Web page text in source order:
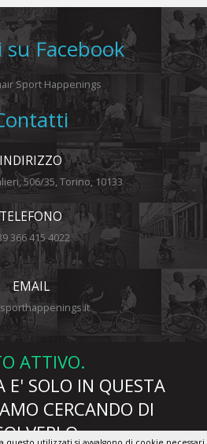
su Facebook
Sport Happenings
INDIRIZZO
506/35, Torino, 10133
TELEFONO
366 415 4022
EMAIL
ATTIVO.
E' SOLO IN QUESTA
CERCANDO DI